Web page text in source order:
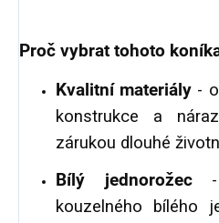
Proč vybrat tohoto
Kvalitní materiály -
konstrukce a
zárukou dlouhé
Bílý jednorožec-
kouzelného bílého